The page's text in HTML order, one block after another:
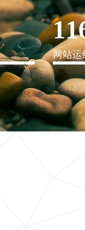
、更
网站运